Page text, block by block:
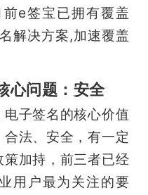
e签宝已拥有覆盖
解决方案,加速覆盖
心问题：安全
子签名的核心价值
法、安全，有一定
加持，前三者已经
用户最为关注的要